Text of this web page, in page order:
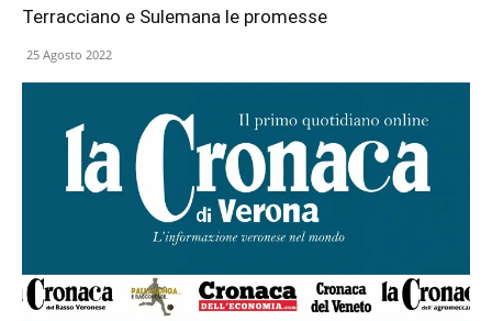
Terracciano e Sulemana le promesse
25 Agosto 2022